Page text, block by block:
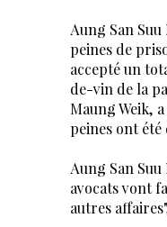
Aung San
peines de
accepté un
de-vin de la
Maung Weik,
peines ont
Aung San Suu
avocats vont
autres